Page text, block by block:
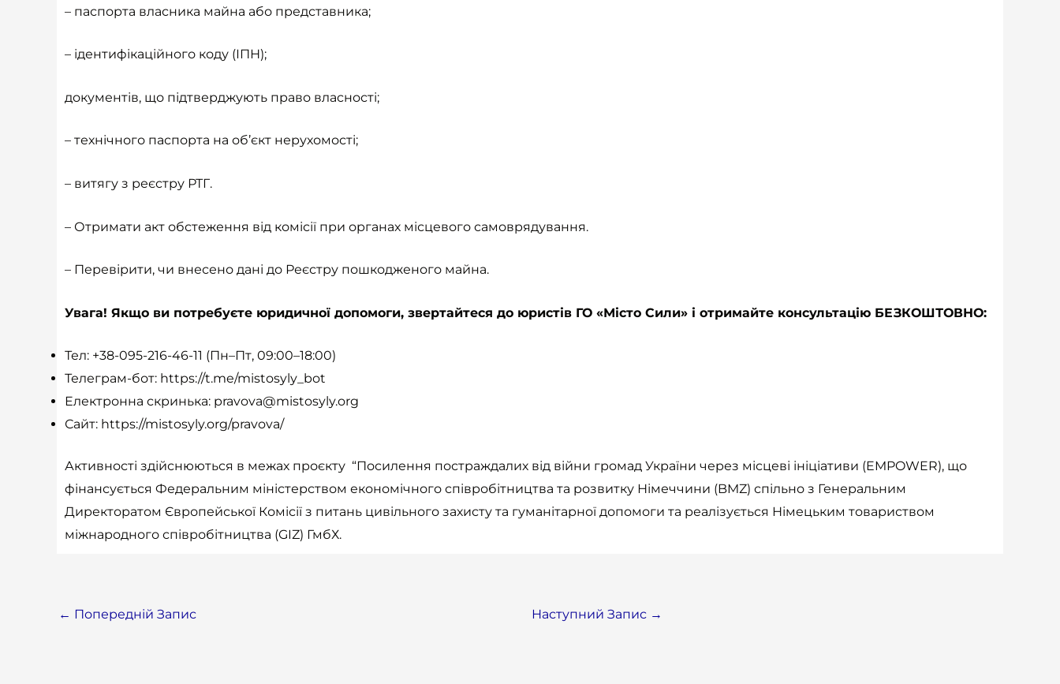
– паспорта власника майна або представника;
– ідентифікаційного коду (ІПН);
документів, що підтверджують право власності;
– технічного паспорта на об’єкт нерухомості;
– витягу з реєстру РТГ.
– Отримати акт обстеження від комісії при органах місцевого самоврядування.
– Перевірити, чи внесено дані до Реєстру пошкодженого майна.
Увага! Якщо ви потребуєте юридичної допомоги, звертайтеся до юристів ГО «Місто Сили» і отримайте консультацію БЕЗКОШТОВНО:
Тел: +38-095-216-46-11 (Пн–Пт, 09:00–18:00)
Телеграм-бот: https://t.me/mistosyly_bot
Електронна скринька: pravova@mistosyly.org
Сайт: https://mistosyly.org/pravova/
Активності здійснюються в межах проєкту “Посилення постраждалих від війни громад України через місцеві ініціативи (EMPOWER), що
фінансується Федеральним міністерством економічного співробітництва та розвитку Німеччини (BMZ) спільно з Генеральним
Директоратом Європейської Комісії з питань цивільного захисту та гуманітарної допомоги та реалізується Німецьким товариством
міжнародного співробітництва (GIZ) ГмбХ.
← Попередній Запис Наступний Запис →